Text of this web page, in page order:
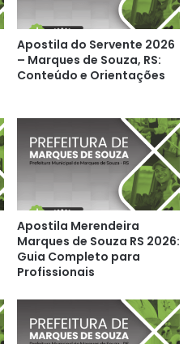
Apostila do Servente 2026
– Marques de Souza, RS:
Conteúdo e Orientações
Apostila Merendeira
Marques de Souza RS 2026:
Guia Completo para
Profissionais